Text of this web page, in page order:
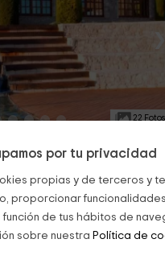
por tu privacidad
propias y de terceros y
proporcionar
de tus hábitos de
sobre nuestra Política de
›
22 Fotos